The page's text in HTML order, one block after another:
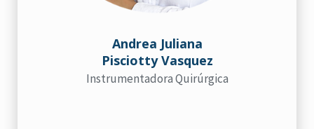
Andrea Juliana
Pisciotty Vasquez
Instrumentadora Quirúrgica